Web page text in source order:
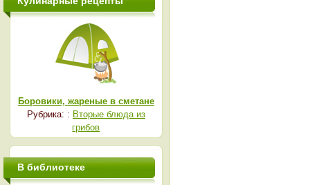
Боровики, жареные в сметане
Рубрика: : Вторые блюда из
грибов
В библиотеке